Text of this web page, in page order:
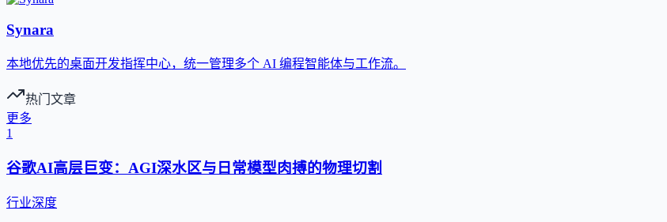
Synara
本地优先的桌面开发指挥中心，统一管理多个 AI 编程智能体与工作流。
热门文章
更多
1
谷歌AI高层巨变：AGI深水区与日常模型肉搏的物理切割
行业深度